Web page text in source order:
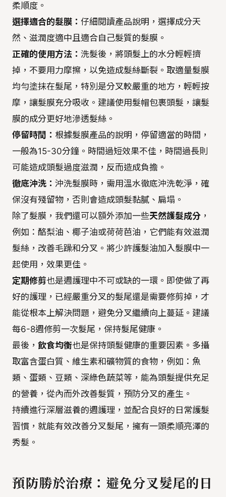
柔順度。
選擇適合的髮膜： 仔細閱讀產品說明，選擇成分天
然、滋潤度適中且適合自己髮質的髮膜。
正確的使用方法： 洗髮後，將頭髮上的水分輕輕擠
掉，不要用力摩擦，以免造成髮絲斷裂。取適量髮膜
均勻塗抹在髮尾，特別是分叉較嚴重的地方，輕輕按
摩，讓髮膜充分吸收。建議使用髮帽包裹頭髮，讓髮
膜的成分更好地滲透髮絲。
停留時間： 根據髮膜產品的說明，停留適當的時間，
一般為15-30分鐘。時間過短效果不佳，時間過長則
可能造成頭髮過度滋潤，反而造成負擔。
徹底沖洗： 沖洗髮膜時，需用溫水徹底沖洗乾淨，確
保沒有殘留物，否則會造成頭髮黏膩、扁塌。
除了髮膜，我們還可以額外添加一些天然護髮成分 ，
例如：酪梨油、椰子油或荷荷芭油，它們能有效滋潤
髮絲，改善毛躁和分叉。將少許護髮油加入髮膜中一
起使用，效果更佳。
定期修剪也是週護理中不可或缺的一環。即使做了再
好的護理，已經嚴重分叉的髮尾還是需要修剪掉，才
能從根本上解決問題，避免分叉繼續向上蔓延。建議
每6-8週修剪一次髮尾，保持髮尾健康。
最後， 飲食均衡也是保持頭髮健康的重要因素。多攝
取富含蛋白質、維生素和礦物質的食物，例如：魚
類、蛋類、豆類、深綠色蔬菜等，能為頭髮提供充足
的營養，從內而外改善髮質，預防分叉的產生。
持續進行深層滋養的週護理，並配合良好的日常護髮
習慣，就能有效改善分叉髮尾，擁有一頭柔順亮澤的
秀髮。
預防勝於治療：避免分叉髮尾的日